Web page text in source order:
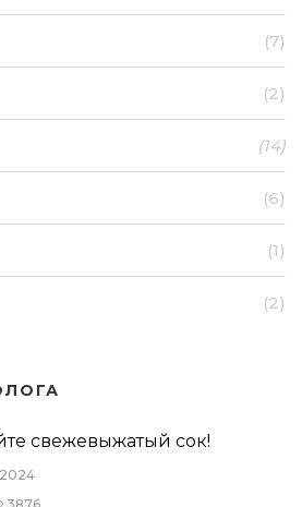
(7)
(2)
(14)
(6)
(1)
(2)
свежевыжатый сок!